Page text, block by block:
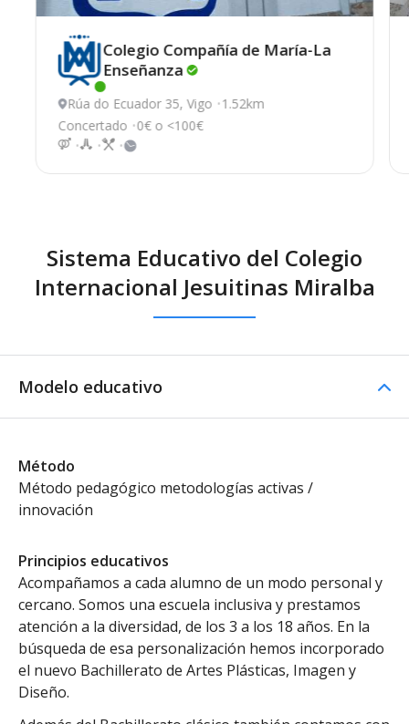
Este centro ha estado online recientemente
Colegio Compañía de María-La
Enseñanza
Rúa do Ecuador 35, Vigo
1.52km
Concertado 0€ o <100€
Sistema Educativo del Colegio
Internacional Jesuitinas Miralba
Modelo educativo
Método
Método pedagógico metodologías activas /
innovación
Principios educativos
Acompañamos a cada alumno de un modo personal y
cercano. Somos una escuela inclusiva y prestamos
atención a la diversidad, de los 3 a los 18 años. En la
búsqueda de esa personalización hemos incorporado
el nuevo Bachillerato de Artes Plásticas, Imagen y
Diseño.